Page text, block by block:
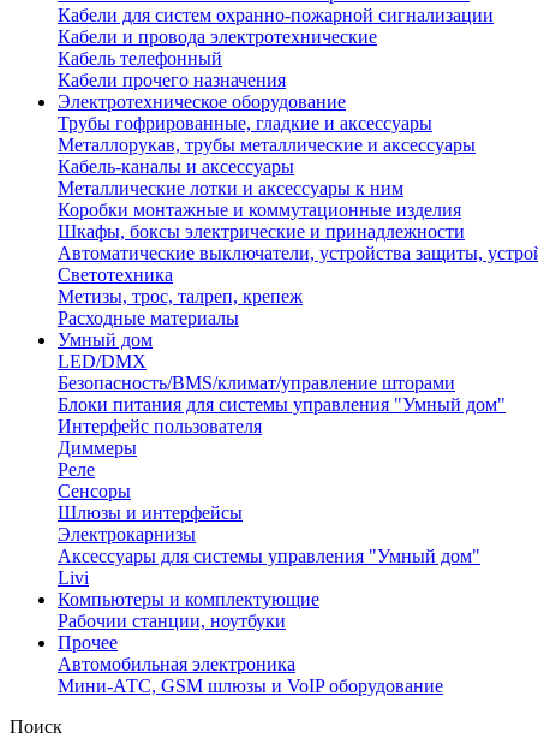
Кабели для систем охранно-пожарной сигнализации
Кабели и провода электротехнические
Кабель телефонный
Кабели прочего назначения
Электротехническое оборудование
Трубы гофрированные, гладкие и аксессуары
Металлорукав, трубы металлические и аксессуары
Кабель-каналы и аксессуары
Металлические лотки и аксессуары к ним
Коробки монтажные и коммутационные изделия
Шкафы, боксы электрические и принадлежности
Автоматические выключатели, устройства защиты,
Светотехника
Метизы, трос, талреп, крепеж
Расходные материалы
Умный дом
LED/DMX
Безопасность/BMS/климат/управление шторами
Блоки питания для системы управления "Умный дом"
Интерфейс пользователя
Диммеры
Реле
Сенсоры
Шлюзы и интерфейсы
Электрокарнизы
Аксессуары для системы управления "Умный дом"
Livi
Компьютеры и комплектующие
Рабочии станции, ноутбуки
Прочее
Автомобильная электроника
Мини-АТС, GSM шлюзы и VoIP оборудование
Поиск